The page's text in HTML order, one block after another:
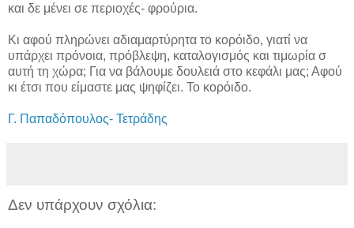
και δε μένει σε περιοχές- φρούρια.
Κι αφού πληρώνει αδιαμαρτύρητα το κορόιδο, γιατί να
υπάρχει πρόνοια, πρόβλεψη, καταλογισμός και τιμωρία σ
αυτή τη χώρα; Για να βάλουμε δουλειά στο κεφάλι μας; Αφού
κι έτσι που είμαστε μας ψηφίζει. Το κορόιδο.
Γ. Παπαδόπουλος- Τετράδης
Δεν υπάρχουν σχόλια: